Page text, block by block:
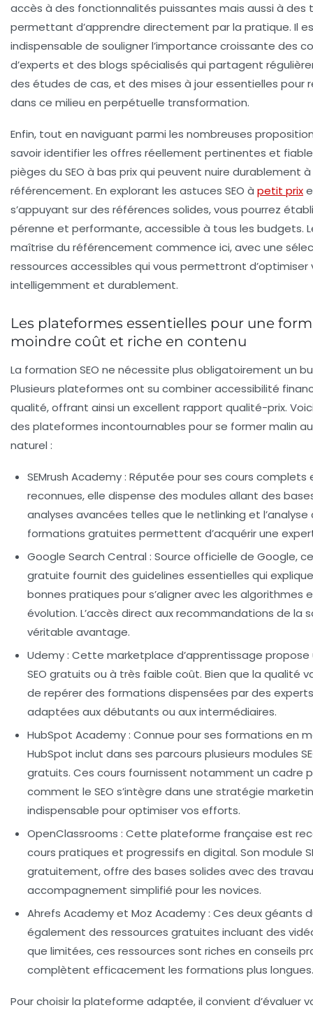
accès à des fonctionnalités puissantes mais aussi à des
permettant d’apprendre directement par la pratique. Il
indispensable de souligner l’importance croissante des
d’experts et des blogs spécialisés qui partagent
des études de cas, et des mises à jour essentielles
dans ce milieu en perpétuelle transformation.
Enfin, tout en naviguant parmi les nombreuses
savoir identifier les offres réellement pertinentes et
pièges du SEO à bas prix qui peuvent nuire durablement
référencement. En explorant les astuces SEO à petit prix
s’appuyant sur des références solides, vous pourrez
pérenne et performante, accessible à tous les budgets.
maîtrise du référencement commence ici, avec une
ressources accessibles qui vous permettront
intelligemment et durablement.
Les plateformes essentielles pour une
moindre coût et riche en contenu
La formation SEO ne nécessite plus obligatoirement un
Plusieurs plateformes ont su combiner accessibilité
qualité, offrant ainsi un excellent rapport qualité-prix.
des plateformes incontournables pour se former malin
naturel :
SEMrush Academy: Réputée pour ses cours
reconnues, elle dispense des modules allant des
analyses avancées telles que le netlinking et
formations gratuites permettent d’acquérir une
Google Search Central : Source officielle de Google,
gratuite fournit des guidelines essentielles qui
bonnes pratiques pour s’aligner avec les algorithmes
évolution. L’accès direct aux recommandations de la
véritable avantage.
Udemy: Cette marketplace d’apprentissage propose
SEO gratuits ou à très faible coût. Bien que la qualité
de repérer des formations dispensées par des
adaptées aux débutants ou aux intermédiaires.
HubSpot Academy: Connue pour ses formations en
HubSpot inclut dans ses parcours plusieurs modules
gratuits. Ces cours fournissent notamment un cadre
comment le SEO s’intègre dans une stratégie
indispensable pour optimiser vos efforts.
OpenClassrooms : Cette plateforme française est
cours pratiques et progressifs en digital. Son module
gratuitement, offre des bases solides avec des
accompagnement simplifié pour les novices.
Ahrefs Academy et Moz Academy: Ces deux géants
également des ressources gratuites incluant des
que limitées, ces ressources sont riches en conseils
complètent efficacement les formations plus longues.
Pour choisir la plateforme adaptée, il convient d’évaluer